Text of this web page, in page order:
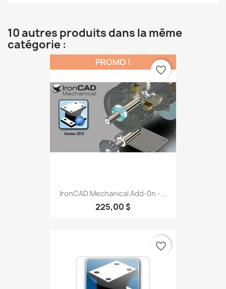
10 autres produits dans la même
catégorie :
IronCAD Mechanical Add-0n -...
225,00 $
PROMO !
favorite_border
favorite_border